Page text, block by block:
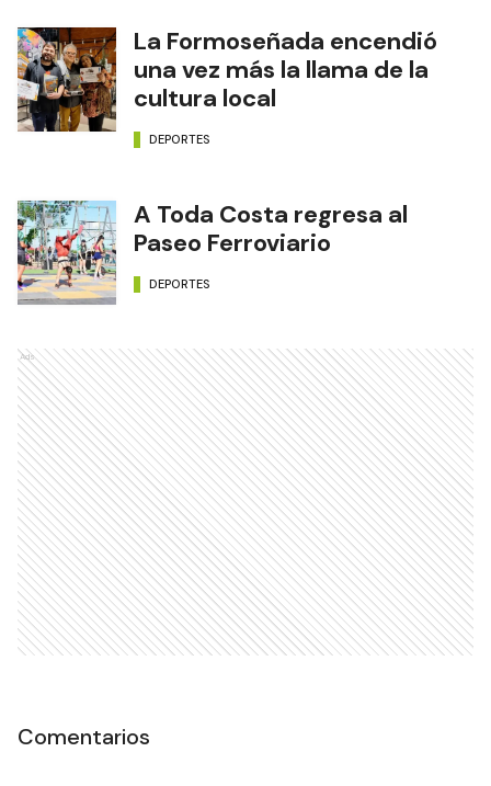
La Formoseñada encendió
una vez más la llama de la
cultura local
DEPORTES
A Toda Costa regresa al
Paseo Ferroviario
DEPORTES
Ads
Comentarios